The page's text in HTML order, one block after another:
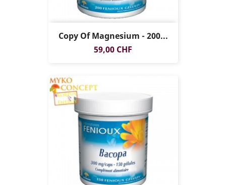
Copy Of Magnesium - 200...
Preis
59,00 CHF